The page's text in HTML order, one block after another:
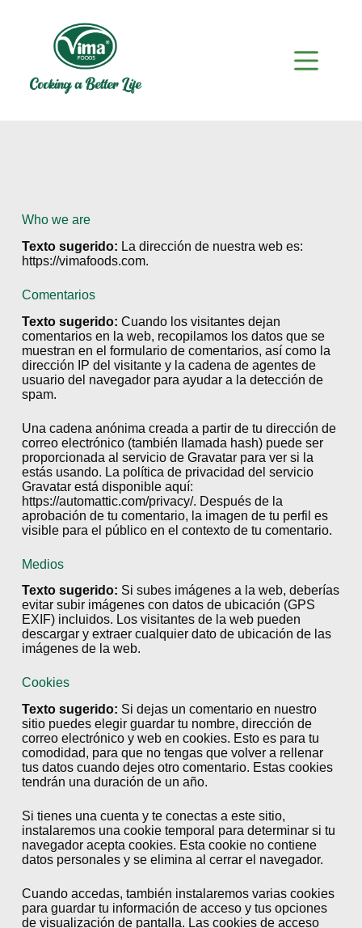
Who we are
Texto sugerido: La dirección de nuestra web es:
https://vimafoods.com.
Comentarios
Texto sugerido: Cuando los visitantes dejan
comentarios en la web, recopilamos los datos que se
muestran en el formulario de comentarios, así como la
dirección IP del visitante y la cadena de agentes de
usuario del navegador para ayudar a la detección de
spam.
Una cadena anónima creada a partir de tu dirección de
correo electrónico (también llamada hash) puede ser
proporcionada al servicio de Gravatar para ver si la
estás usando. La política de privacidad del servicio
Gravatar está disponible aquí:
https://automattic.com/privacy/. Después de la
aprobación de tu comentario, la imagen de tu perfil es
visible para el público en el contexto de tu comentario.
Medios
Texto sugerido: Si subes imágenes a la web, deberías
evitar subir imágenes con datos de ubicación (GPS
EXIF) incluidos. Los visitantes de la web pueden
descargar y extraer cualquier dato de ubicación de las
imágenes de la web.
Cookies
Texto sugerido: Si dejas un comentario en nuestro
sitio puedes elegir guardar tu nombre, dirección de
correo electrónico y web en cookies. Esto es para tu
comodidad, para que no tengas que volver a rellenar
tus datos cuando dejes otro comentario. Estas cookies
tendrán una duración de un año.
Si tienes una cuenta y te conectas a este sitio,
instalaremos una cookie temporal para determinar si tu
navegador acepta cookies. Esta cookie no contiene
datos personales y se elimina al cerrar el navegador.
Cuando accedas, también instalaremos varias cookies
para guardar tu información de acceso y tus opciones
de visualización de pantalla. Las cookies de acceso